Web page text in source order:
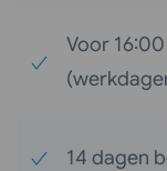
Voor
14 dagen